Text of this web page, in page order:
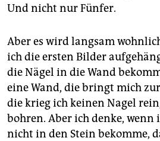
Und nicht nur Fünfer.
Aber es wird langsam
ich die ersten Bilder
die Nägel in die Wand
eine Wand, die bringt mich
die krieg ich keinen Nagel
bohren. Aber ich denke, wenn
nicht in den Stein bekomme,